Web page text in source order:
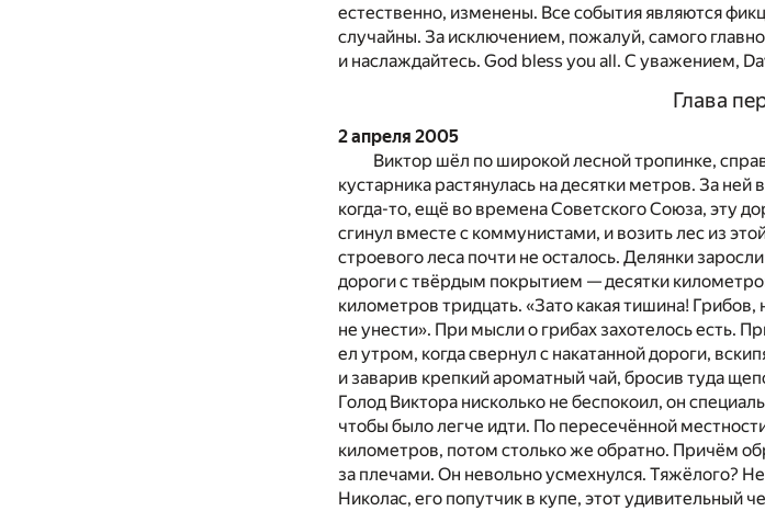
естественно, изменены. Все события являются
случайны. За исключением, пожалуй, самого
и наслаждайтесь. God bless you all. С уважением,
Глава
2 апреля 2005
Виктор шёл по широкой лесной тропинке,
кустарника растянулась на десятки метров. За
когда-то, ещё во времена Советского Союза, эту
сгинул вместе с коммунистами, и возить лес из
строевого леса почти не осталось. Делянки
дороги с твёрдым покрытием — десятки
километров тридцать. «Зато какая тишина!
не унести». При мысли о грибах захотелось есть.
ел утром, когда свернул с накатанной дороги,
и заварив крепкий ароматный чай, бросив туда
Голод Виктора нисколько не беспокоил, он
чтобы было легче идти. По пересечённой
километров, потом столько же обратно. Причём
за плечами. Он невольно усмехнулся. Тяжёлого?
Николас, его попутчик в купе, этот удивительный